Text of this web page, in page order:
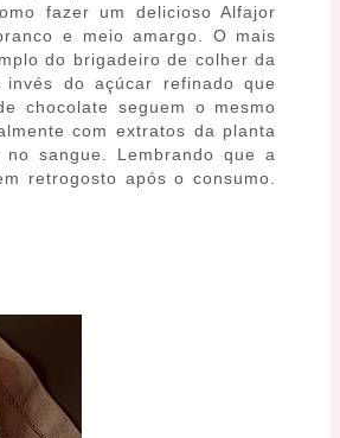
fazer um delicioso Alfajor
e meio amargo. O mais
do brigadeiro de colher da
do açúcar refinado que
chocolate seguem o mesmo
com extratos da planta
sangue. Lembrando que a
retrogosto após o consumo.